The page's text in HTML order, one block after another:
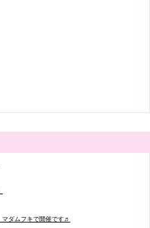
ダムフキで開催です♬